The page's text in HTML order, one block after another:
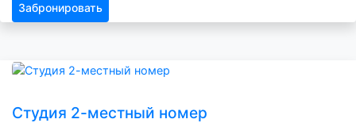
Забронировать
Студия 2-местный номер